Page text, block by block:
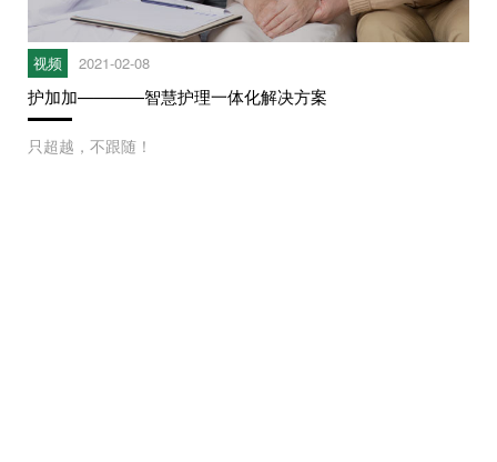
视频 2021-02-08
护加加————智慧护理一体化解决方案
只超越，不跟随！